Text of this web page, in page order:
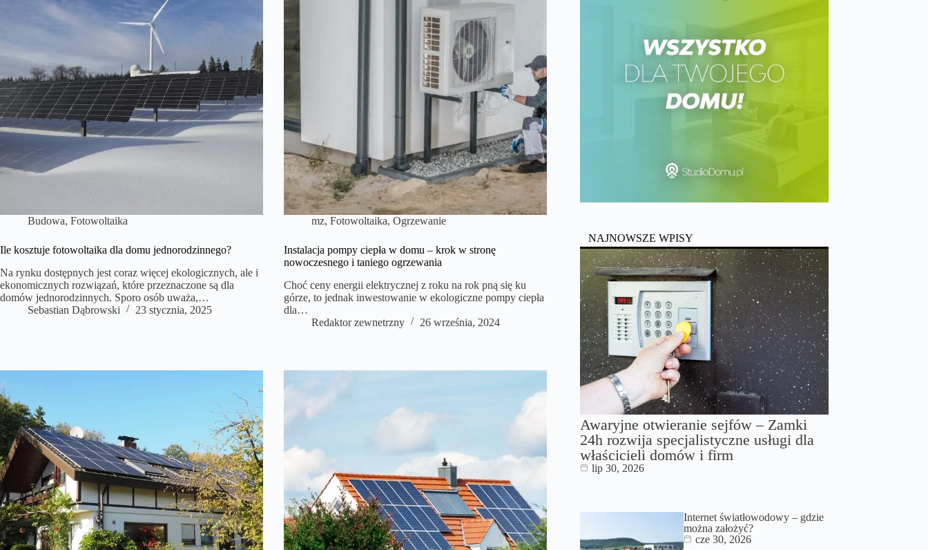
Budowa, Fotowoltaika
Ile kosztuje fotowoltaika dla domu jednorodzinnego?
Na rynku dostępnych jest coraz więcej ekologicznych, ale i
ekonomicznych rozwiązań, które przeznaczone są dla
domów jednorodzinnych. Sporo osób uważa,…
Sebastian Dąbrowski
23 stycznia, 2025
mz, Fotowoltaika, Ogrzewanie
Instalacja pompy ciepła w domu – krok w stronę
nowoczesnego i taniego ogrzewania
Choć ceny energii elektrycznej z roku na rok pną się ku
górze, to jednak inwestowanie w ekologiczne pompy ciepła
dla…
Redaktor zewnetrzny
26 września, 2024
NAJNOWSZE WPISY
Awaryjne otwieranie sejfów – Zamki
24h rozwija specjalistyczne usługi dla
właścicieli domów i firm
lip 30, 2026
Internet światłowodowy – gdzie
można założyć?
cze 30, 2026